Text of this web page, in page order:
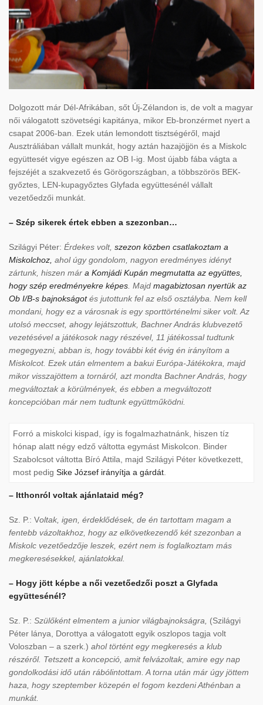
Dolgozott már Dél-Afrikában, sőt Új-Zélandon is, de volt a magyar
női válogatott szövetségi kapitánya, mikor Eb-bronzérmet nyert a
csapat 2006-ban. Ezek után lemondott tisztségéről, majd
Ausztráliában vállalt munkát, hogy aztán hazajöjjön és a Miskolc
együttesét vigye egészen az OB I-ig. Most újabb fába vágta a
fejszéjét a szakvezető és Görögországban, a többszörös BEK-
győztes, LEN-kupagyőztes Glyfada együttesénél vállalt
vezetőedzői munkát.
– Szép sikerek értek ebben a szezonban…
Szilágyi Péter: Érdekes volt, szezon közben csatlakoztam a
Miskolchoz, ahol úgy gondolom, nagyon eredményes idényt
zártunk, hiszen már a Komjádi Kupán megmutatta az együttes,
hogy szép eredményekre képes . Majd magabiztosan nyertük az
Ob I/B-s bajnokságotés jutottunk fel az első osztályba. Nem kell
mondani, hogy ez a városnak is egy sporttörténelmi siker volt. Az
utolsó meccset, ahogy lejátszottuk, Bachner András klubvezető
vezetésével a játékosok nagy részével, 11 játékossal tudtunk
megegyezni, abban is, hogy további két évig én irányítom a
Miskolcot. Ezek után elmentem a bakui Európa-Játékokra, majd
mikor visszajöttem a tornáról, azt mondta Bachner András, hogy
megváltoztak a körülmények, és ebben a megváltozott
koncepcióban már nem tudtunk együttműködni.
Forró a miskolci kispad, így is fogalmazhatnánk, hiszen tíz
hónap alatt négy edző váltotta egymást Miskolcon. Binder
Szabolcsot váltotta Bíró Attila, majd Szilágyi Péter következett,
most pedig Sike József irányítja a gárdát
– Itthonról voltak ajánlataid még?
Sz. P.: Voltak, igen, érdeklődések, de én tartottam magam a
fentebb vázoltakhoz, hogy az elkövetkezendő két szezonban a
Miskolc vezetőedzője leszek, ezért nem is foglalkoztam más
megkeresésekkel, ajánlatokkal.
– Hogy jött képbe a női vezetőedzői poszt a Glyfada
együttesénél?
Sz. P.: Szülőként elmentem a junior világbajnokságra, (Szilágyi
Péter lánya, Dorottya a válogatott egyik oszlopos tagja volt
Voloszban – a szerk.) ahol történt egy megkeresés a klub
részéről. Tetszett a koncepció, amit felvázoltak, amire egy nap
gondolkodási idő után rábólintottam. A torna után már úgy jöttem
haza, hogy szeptember közepén el fogom kezdeni Athénban a
munkát.